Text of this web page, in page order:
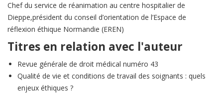
Chef du service de réanimation au centre hospitalier de
Dieppe,président du conseil d’orientation de l’Espace de
réflexion éthique Normandie (EREN)
Titres en relation avec l'auteur
Revue générale de droit médical numéro 43
Qualité de vie et conditions de travail des soignants : quels
enjeux éthiques ?